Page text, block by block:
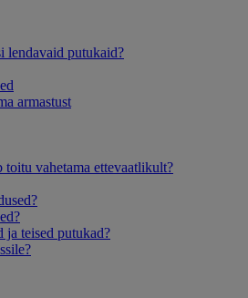
lendavaid putukaid?
armastust
vahetama ettevaatlikult?
teised putukad?